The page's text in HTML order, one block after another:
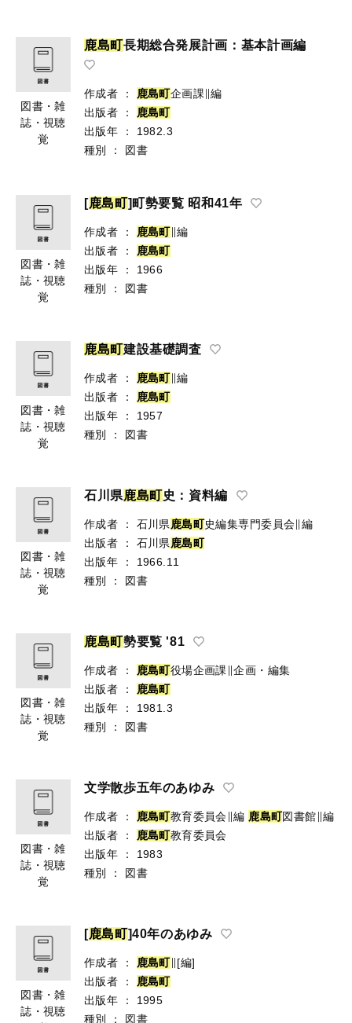
図書・雑
誌・視聴
覚
鹿島町長期総合発展計画：基本計画編
作成者 ： 鹿島町企画課∥編
出版者
： 鹿島町
出版年
：
1982.3
種別
： 図書
図書・雑
誌・視聴
覚
[鹿島町]町勢要覧 昭和41年
作成者 ： 鹿島町∥編
出版者
： 鹿島町
出版年
：
1966
種別
： 図書
図書・雑
誌・視聴
覚
鹿島町建設基礎調査
作成者 ： 鹿島町∥編
出版者
： 鹿島町
出版年
：
1957
種別
： 図書
図書・雑
誌・視聴
覚
石川県鹿島町史：資料編
作成者 ： 石川県 鹿島町史編集専門委員会∥編
出版者
： 石川県 鹿島町
出版年
：
1966.11
種別
： 図書
図書・雑
誌・視聴
覚
鹿島町勢要覧 '81
作成者 ： 鹿島町役場企画課∥企画・編集
出版者
： 鹿島町
出版年
：
1981.3
種別
： 図書
図書・雑
誌・視聴
覚
文学散歩五年のあゆみ
作成者 ： 鹿島町教育委員会∥編 鹿島町図書館∥編
出版者
： 鹿島町教育委員会
出版年
：
1983
種別
： 図書
図書・雑
誌・視聴
[鹿島町]40年のあゆみ
作成者 ： 鹿島町∥[編]
出版者
： 鹿島町
出版年
：
1995
種別
： 図書